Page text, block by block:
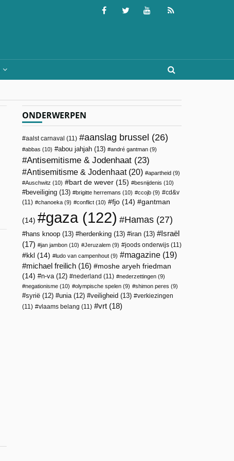
ONDERWERPEN
aalst carnaval (11) aanslag brussel (26)
abbas (10) abou jahjah (13) andré gantman (9)
Antisemitisme & Jodenhaat (23)
Antisemitisme & Jodenhaat(20) apartheid (9)
Auschwitz (10) bart de wever (15) besnijdenis (10)
beveiliging (13) brigitte herremans (10) ccojb (9)
cd&v
(11)
chanoeka (9) conflict (10) fjo (14) gantman
(14) gaza(122) Hamas (27)
hans knoop (13) herdenking (13) iran (13)
Israël
(17)
jan jambon (10) Jeruzalem (9) joods onderwijs (11)
kkl (14) ludo van campenhout (9) magazine (19)
michael freilich (16)
moshe aryeh friedman
(14)
n-va(12) nederland (11) nederzettingen (9)
negationisme (10) olympische spelen (9) shimon peres (9)
syrië (12) unia(12) veiligheid (13)
verkiezingen
(11)
vlaams belang (11) vrt (18)